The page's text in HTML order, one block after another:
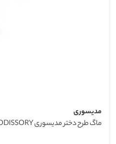
مدیسوری
ماگ طرح دختر مدیسوری MODISSORY